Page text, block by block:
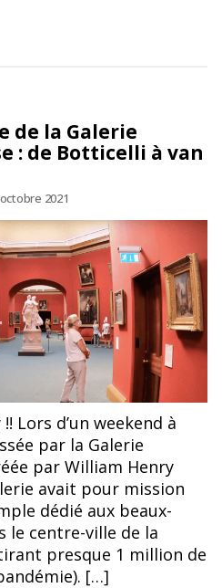
de la Galerie
: de Botticelli à van
2021
www.youtube.com/watch?
Lors d’un weekend à
par la Galerie
par William Henry
avait pour mission
dédié aux beaux-
le centre-ville de la
presque 1 million de
[…]